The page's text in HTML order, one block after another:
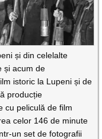
și din celelalte
și acum de
istoric la Lupeni și de
producție
cu peliculă de film
celor 146 de minute
un set de fotografii